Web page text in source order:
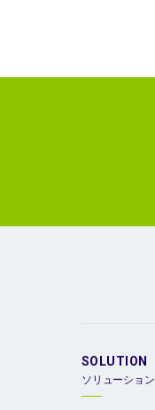
SOLUTION
ソリューション